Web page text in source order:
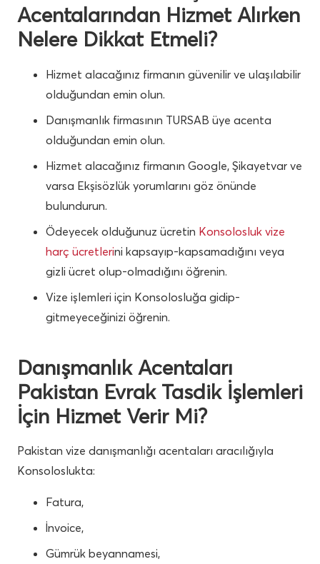
Acentalarından Hizmet Alırken
Nelere Dikkat Etmeli?
Hizmet alacağınız firmanın güvenilir ve ulaşılabilir
olduğundan emin olun.
Danışmanlık firmasının TURSAB üye acenta
olduğundan emin olun.
Hizmet alacağınız firmanın Google, Şikayetvar ve
varsa Ekşisözlük yorumlarını göz önünde
bulundurun.
Ödeyecek olduğunuz ücretin Konsolosluk vize
harç ücretlerini kapsayıp-kapsamadığını veya
gizli ücret olup-olmadığını öğrenin.
Vize işlemleri için Konsolosluğa gidip-
gitmeyeceğinizi öğrenin.
Danışmanlık Acentaları
Pakistan Evrak Tasdik İşlemleri
İçin Hizmet Verir Mi?
Pakistan vize danışmanlığı acentaları aracılığıyla
Konsoloslukta:
Fatura,
İnvoice,
Gümrük beyannamesi,